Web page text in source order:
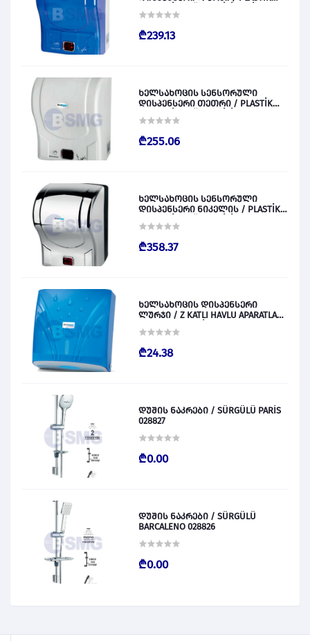
₾239.13
ხელსახოცის სენსორული
დისპენსერი თეთრი / PLASTİK
028829
₾255.06
ხელსახოცის სენსორული
დისპენსერი ნიკელის / PLASTİK
028830
₾358.37
ხელსახოცის დისპენსერი
ლურჯი / Z KATLI HAVLU APARATLARI
₾24.38
დუშის ნაკრები / SÜRGÜLÜ PARİS
028827
₾0.00
დუშის ნაკრები / SÜRGÜLÜ
BARCALENO 028826
₾0.00